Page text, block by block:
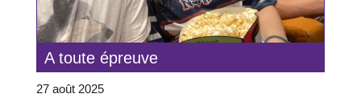
A toute épreuve
27 août 2025